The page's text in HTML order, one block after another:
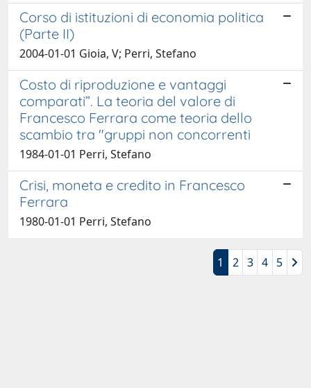
Corso di istituzioni di economia politica
(Parte II)
2004-01-01 Gioia, V; Perri, Stefano
Costo di riproduzione e vantaggi
comparati”. La teoria del valore di
Francesco Ferrara come teoria dello
scambio tra "gruppi non concorrenti
1984-01-01 Perri, Stefano
Crisi, moneta e credito in Francesco
Ferrara
1980-01-01 Perri, Stefano
1 2 3 4 5